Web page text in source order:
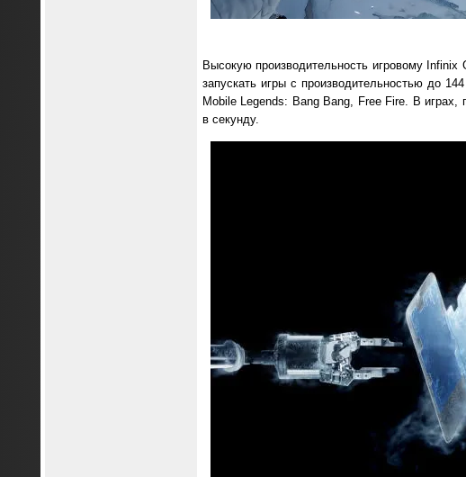
Высокую производительность игровому
запускать игры с производительностью до
Mobile Legends: Bang Bang, Free Fire. В играх,
в секунду.